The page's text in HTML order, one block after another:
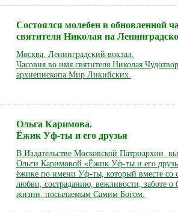
Состоялся молебен в обновленной
святителя Николая на
Москва. Ленинградский вокзал.
Часовня во имя святителя Николая
архиепископа Мир Ликийских.
Ольга Каримова.
Ёжик Уф-ты и его друзья
В Издательстве Московской Патриархии
Ольги Каримовой «Ёжик Уф-ты и его
ёжике по имени Уф-ты, который вместе со
любви, состраданию, вежливости, заботе о
жизни, посылаемым Самим Богом.